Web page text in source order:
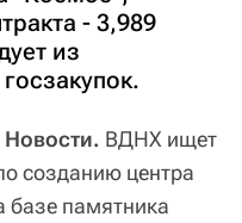
- 3,989
из
ВДНХ ищет
созданию центра
базе памятника